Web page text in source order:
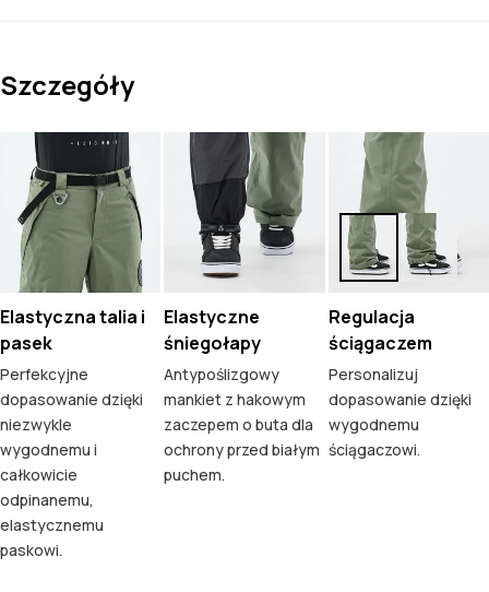
Szczegóły
Elastyczna talia i
pasek
Perfekcyjne
dopasowanie dzięki
niezwykle
wygodnemu i
całkowicie
odpinanemu,
elastycznemu
paskowi.
Elastyczne
śniegołapy
Antypoślizgowy
mankiet z hakowym
zaczepem o buta dla
ochrony przed białym
puchem.
Regulacja
ściągaczem
Personalizuj
dopasowanie dzięki
wygodnemu
ściągaczowi.